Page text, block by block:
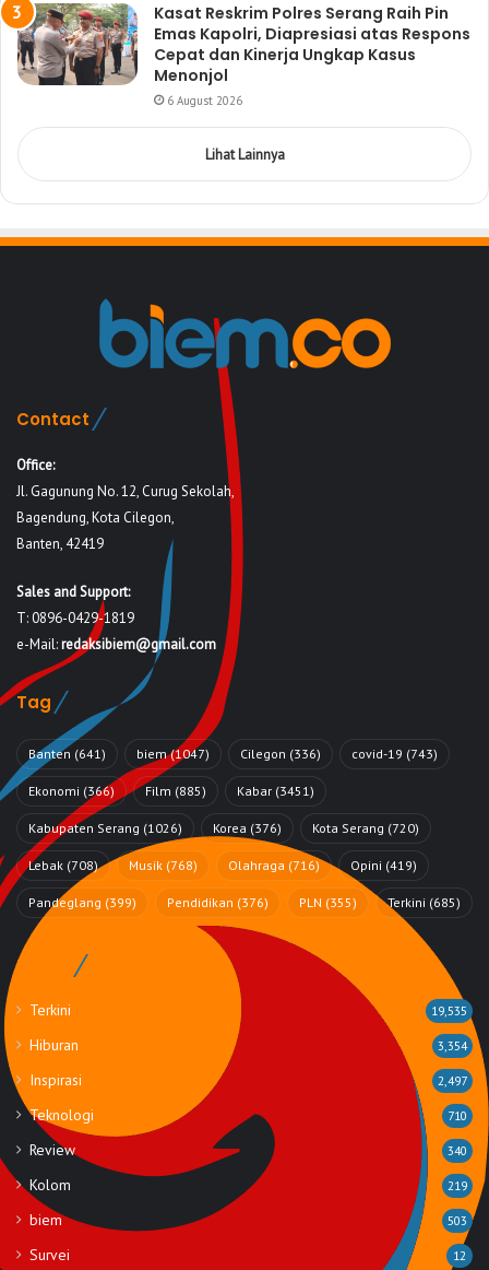
Kasat Reskrim Polres Serang Raih Pin
Emas Kapolri, Diapresiasi atas Respons
Cepat dan Kinerja Ungkap Kasus
Menonjol
6 August 2026
Lihat Lainnya
Contact
Office:
Jl. Gagunung No. 12, Curug Sekolah,
Bagendung, Kota Cilegon,
Banten, 42419
Sales and Support:
T: 0896-0429-1819
e-Mail:redaksibiem@gmail.com
Tag
Banten (641) biem(1047) Cilegon (336) covid-19 (743)
Ekonomi (366) Film (885) Kabar (3451)
Kabupaten Serang (1026) Korea (376) Kota Serang (720)
Lebak (708) Musik (768) Olahraga (716) Opini (419)
Pandeglang (399) Pendidikan (376) PLN (355) Terkini (685)
Rubrik
Terkini 19,535
Hiburan 3,354
Inspirasi 2,497
Teknologi 710
Review 340
Kolom 219
biem 503
Survei 12